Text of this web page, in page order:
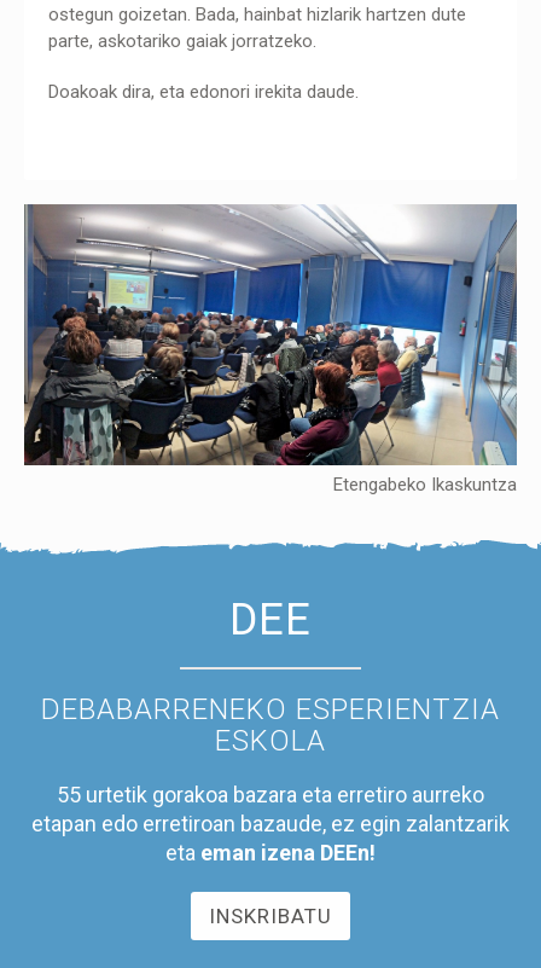
ostegun goizetan. Bada, hainbat hizlarik hartzen dute
parte, askotariko gaiak jorratzeko.
Doakoak dira, eta edonori irekita daude.
Etengabeko Ikaskuntza
DEE
DEBABARRENEKO ESPERIENTZIA
ESKOLA
55 urtetik gorakoa bazara eta erretiro aurreko
etapan edo erretiroan bazaude, ez egin zalantzarik
eta eman izena DEEn!
INSKRIBATU